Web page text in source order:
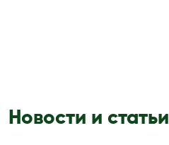
Новости и статьи